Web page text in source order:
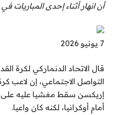
،
أن انهار أثناء إحدى المباريات في عام
ت
ا
ل
ن
ش
7 يونيو 2026
قال الاتحاد الدنماركي لكرة
التواصل الاجتماعي، إن لاعب
إريكسن سقط مغشيا عليه على
أمام أوكرانيا، لكنه كان واعيا.